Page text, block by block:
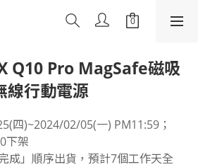
Q10 Pro MagSafe磁吸
線行動電源
四)~2024/02/05(一) PM11:59；
下架
成」順序出貨，預計7個工作天全